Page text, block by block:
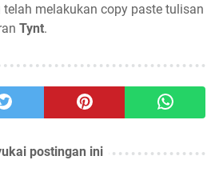
melakukan copy paste tulisan
Tynt.
postingan ini